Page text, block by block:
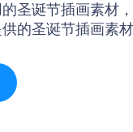
圣诞节插画素材
的圣诞节插画素